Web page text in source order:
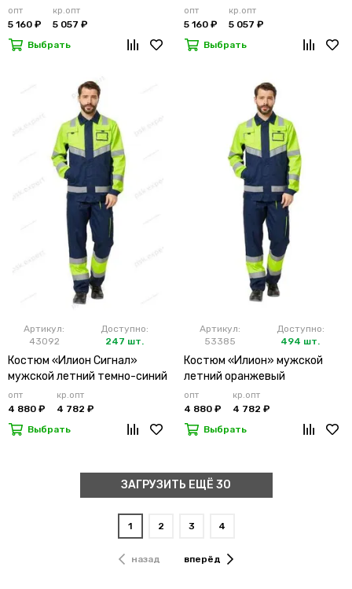
брюками
опт
5 160 ₽
кр.опт
5 057 ₽
Выбрать
брюками
опт
5 160 ₽
кр.опт
5 057 ₽
Выбрать
Артикул:
43092
Доступно:
247 шт.
Костюм «Илион Сигнал»
мужской летний темно-синий
опт
4 880 ₽
кр.опт
4 782 ₽
Выбрать
Артикул:
53385
Доступно:
494 шт.
Костюм «Илион» мужской
летний оранжевый
опт
4 880 ₽
кр.опт
4 782 ₽
Выбрать
ЗАГРУЗИТЬ ЕЩЁ 30
назад
1 2 3 4
вперёд